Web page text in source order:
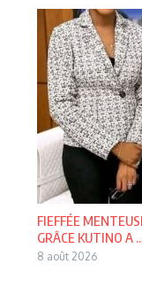
FIEFFÉE
GRÂCE KUTINO A ...
8 août 2026